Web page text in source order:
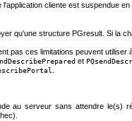
l'application cliente est suspendue
qu'une structure PGresult . Si la
pas ces limitations peuvent
et
au serveur sans attendre le(s)